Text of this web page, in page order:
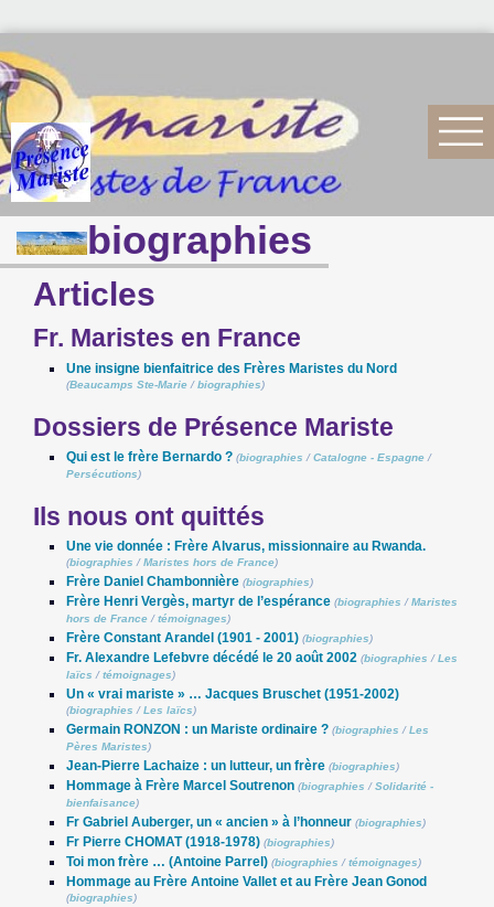
biographies
Articles
Fr. Maristes en France
Une insigne bienfaitrice des Frères Maristes du Nord
(Beaucamps Ste-Marie /biographies)
Dossiers de Présence Mariste
Qui est le frère Bernardo ? (biographies /Catalogne - Espagne /
Persécutions)
Ils nous ont quittés
Une vie donnée : Frère Alvarus, missionnaire au Rwanda.
(biographies /Maristes hors de France)
Frère Daniel Chambonnière (biographies)
Frère Henri Vergès, martyr de l’espérance (biographies /Maristes
hors de France /témoignages)
Frère Constant Arandel (1901 - 2001) (biographies)
Fr. Alexandre Lefebvre décédé le 20 août 2002 (biographies /Les
laïcs /témoignages)
Un « vrai mariste » … Jacques Bruschet (1951-2002)
(biographies /Les laïcs)
Germain RONZON : un Mariste ordinaire ? (biographies /Les
Pères Maristes)
Jean-Pierre Lachaize : un lutteur, un frère (biographies)
Hommage à Frère Marcel Soutrenon (biographies /Solidarité -
bienfaisance)
Fr Gabriel Auberger, un « ancien » à l’honneur (biographies)
Fr Pierre CHOMAT (1918-1978) (biographies)
Toi mon frère … (Antoine Parrel) (biographies /témoignages)
Hommage au Frère Antoine Vallet et au Frère Jean Gonod
(biographies)